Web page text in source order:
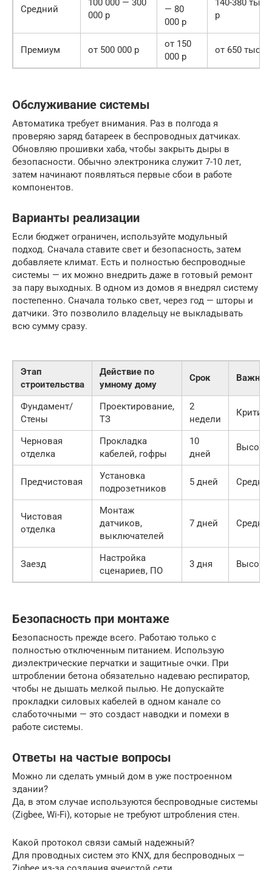
Средний
000 р
— 80
000 р
р
Премиум от 500 000 р
от 150
000 р
от 650 тыс. р
Обслуживание системы
Автоматика требует внимания. Раз в полгода я
проверяю заряд батареек в беспроводных датчиках.
Обновляю прошивки хаба, чтобы закрыть дыры в
безопасности. Обычно электроника служит 7-10 лет,
затем начинают появляться первые сбои в работе
компонентов.
Варианты реализации
Если бюджет ограничен, используйте модульный
подход. Сначала ставите свет и безопасность, затем
добавляете климат. Есть и полностью беспроводные
системы — их можно внедрить даже в готовый ремонт
за пару выходных. В одном из домов я внедрял систему
постепенно. Сначала только свет, через год — шторы и
датчики. Это позволило владельцу не выкладывать
всю сумму сразу.
Этап
строительства
Действие по
умному дому
Срок
Фундамент/
Стены
Проектирование,
ТЗ
2
недели
Черновая
отделка
Прокладка
кабелей, гофры
10
дней
Предчистовая
Установка
подрозетников
5 дней Средняя
Чистовая
отделка
Монтаж
датчиков,
выключателей
7 дней Средняя
Заезд
Настройка
сценариев, ПО
3 дня
Безопасность при монтаже
Безопасность прежде всего. Работаю только с
полностью отключенным питанием. Использую
диэлектрические перчатки и защитные очки. При
штроблении бетона обязательно надеваю респиратор,
чтобы не дышать мелкой пылью. Не допускайте
прокладки силовых кабелей в одном канале со
слаботочными — это создаст наводки и помехи в
работе системы.
Ответы на частые вопросы
Можно ли сделать умный дом в уже построенном
здании?
Да, в этом случае используются беспроводные системы
(Zigbee, Wi-Fi), которые не требуют штробления стен.
Какой протокол связи самый надежный?
Для проводных систем это KNX, для беспроводных —